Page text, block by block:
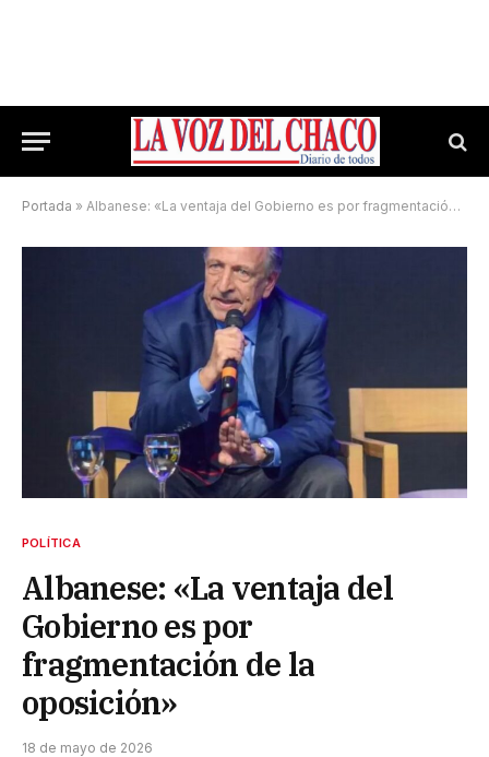
Portada » Albanese: «La ventaja del Gobierno es por fragmentación de la oposición»
POLÍTICA
Albanese: «La ventaja del
Gobierno es por
fragmentación de la
oposición»
18 de mayo de 2026